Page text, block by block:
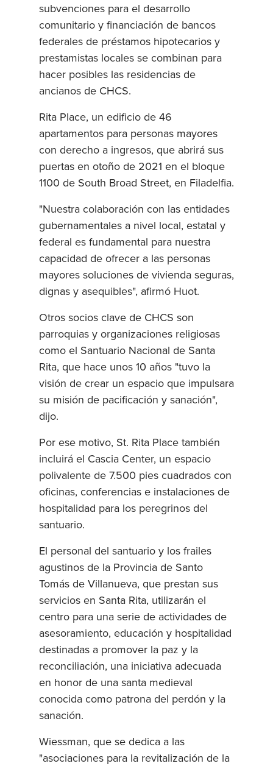
subvenciones para el desarrollo
comunitario y financiación de bancos
federales de préstamos hipotecarios y
prestamistas locales se combinan para
hacer posibles las residencias de
ancianos de CHCS.
Rita Place, un edificio de 46
apartamentos para personas mayores
con derecho a ingresos, que abrirá sus
puertas en otoño de 2021 en el bloque
1100 de South Broad Street, en Filadelfia.
"Nuestra colaboración con las entidades
gubernamentales a nivel local, estatal y
federal es fundamental para nuestra
capacidad de ofrecer a las personas
mayores soluciones de vivienda seguras,
dignas y asequibles", afirmó Huot.
Otros socios clave de CHCS son
parroquias y organizaciones religiosas
como el Santuario Nacional de Santa
Rita, que hace unos 10 años "tuvo la
visión de crear un espacio que impulsara
su misión de pacificación y sanación",
dijo.
Por ese motivo, St. Rita Place también
incluirá el Cascia Center, un espacio
polivalente de 7.500 pies cuadrados con
oficinas, conferencias e instalaciones de
hospitalidad para los peregrinos del
santuario.
El personal del santuario y los frailes
agustinos de la Provincia de Santo
Tomás de Villanueva, que prestan sus
servicios en Santa Rita, utilizarán el
centro para una serie de actividades de
asesoramiento, educación y hospitalidad
destinadas a promover la paz y la
reconciliación, una iniciativa adecuada
en honor de una santa medieval
conocida como patrona del perdón y la
sanación.
Wiessman, que se dedica a las
"asociaciones para la revitalización de la